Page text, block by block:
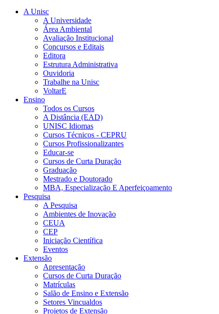
A Unisc
A Universidade
Área Ambiental
Avaliação Institucional
Concursos e Editais
Editora
Estrutura Administrativa
Ouvidoria
Trabalhe na Unisc
VoltarE
Ensino
Todos os Cursos
A Distância (EAD)
UNISC Idiomas
Cursos Técnicos - CEPRU
Cursos Profissionalizantes
Educar-se
Cursos de Curta Duração
Graduação
Mestrado e Doutorado
MBA, Especialização E Aperfeiçoamento
Pesquisa
A Pesquisa
Ambientes de Inovação
CEUA
CEP
Iniciação Científica
Eventos
Extensão
Apresentação
Cursos de Curta Duração
Matrículas
Salão de Ensino e Extensão
Setores Vincualdos
Projetos de Extensão